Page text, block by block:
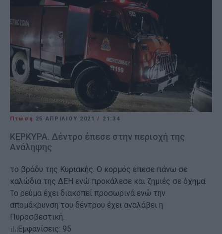
Πτώση 25 ΑΠΡΙΛΊΟΥ 2021/ 21:34
ΚΕΡΚΥΡΑ. Δέντρο έπεσε στην περιοχή της
Ανάληψης
το βράδυ της Κυριακής. Ο κορμός έπεσε πάνω σε
καλώδια της ΔΕΗ ενώ προκάλεσε και ζημιές σε όχημα.
Το ρεύμα έχει διακοπεί προσωρινά ενώ την
απομάκρυνση του δέντρου έχει αναλάβει η
Πυροσβεστική.
Εμφανίσεις: 95